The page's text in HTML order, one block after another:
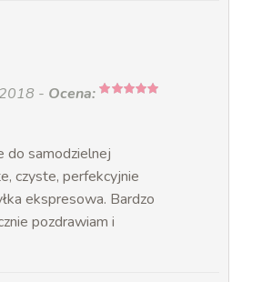
- Ocena:
do samodzielnej
czyste, perfekcyjnie
ekspresowa. Bardzo
pozdrawiam i